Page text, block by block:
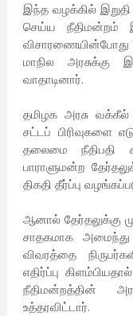
இந்த வழக்கில் இறுதி
செய்ய நீதிமன்றம்
விசாரணையின்போது
மாநில
வாதாடினார்.
தமிழக அரசு வக்கீல்
சட்டப் பிரிவுகளை
தலைமை நீதிபதி
பாராளுமன்ற
திகதி தீர்ப்பு
ஆனால் தேர்தலுக்கு
சாதகமாக அமைந்து
விவரத்தை
எதிர்ப்பு
நீதிமன்றத்தின்
உத்தரவிட்டார்.